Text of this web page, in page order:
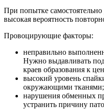
При попытке самостоятельно
высокая вероятность
Провоцирующие факторы:
неправильно
Нужно выдавливать
краев образования к
высокий уровень
окружающими тканями;
нарушения обменных
устранить причину